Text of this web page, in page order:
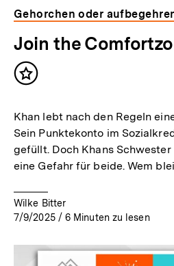
Gehorchen oder
Join the
Inhalt
Khan lebt nach den Regeln
Sein Punktekonto im
gefüllt. Doch Khans
eine Gefahr für beide. Wem
Wilke Bitter
7/9/2025 / 6 Minuten zu lesen